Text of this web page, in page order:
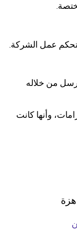
تحكم عمل الشركة.
من خلاله
وأنها كانت